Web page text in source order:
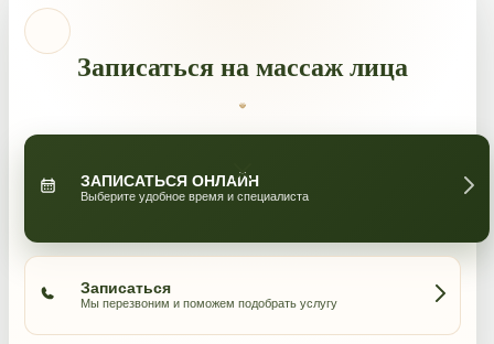
Записаться на массаж лица
ЗАПИСАТЬСЯ ОНЛАЙН
Выберите удобное время и специалиста
Записаться
Мы перезвоним и поможем подобрать услугу